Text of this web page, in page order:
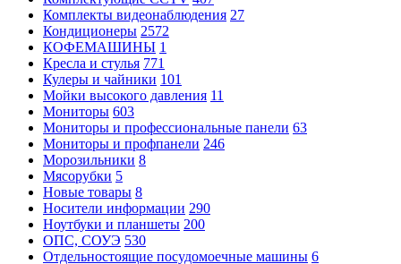
Комплекты видеонаблюдения 27
Кондиционеры 2572
КОФЕМАШИНЫ 1
Кресла и стулья 771
Кулеры и чайники 101
Мойки высокого давления 11
Мониторы 603
Мониторы и профессиональные панели 63
Мониторы и профпанели 246
Морозильники 8
Мясорубки 5
Новые товары 8
Носители информации 290
Ноутбуки и планшеты 200
ОПС, СОУЭ 530
Отдельностоящие посудомоечные машины 6